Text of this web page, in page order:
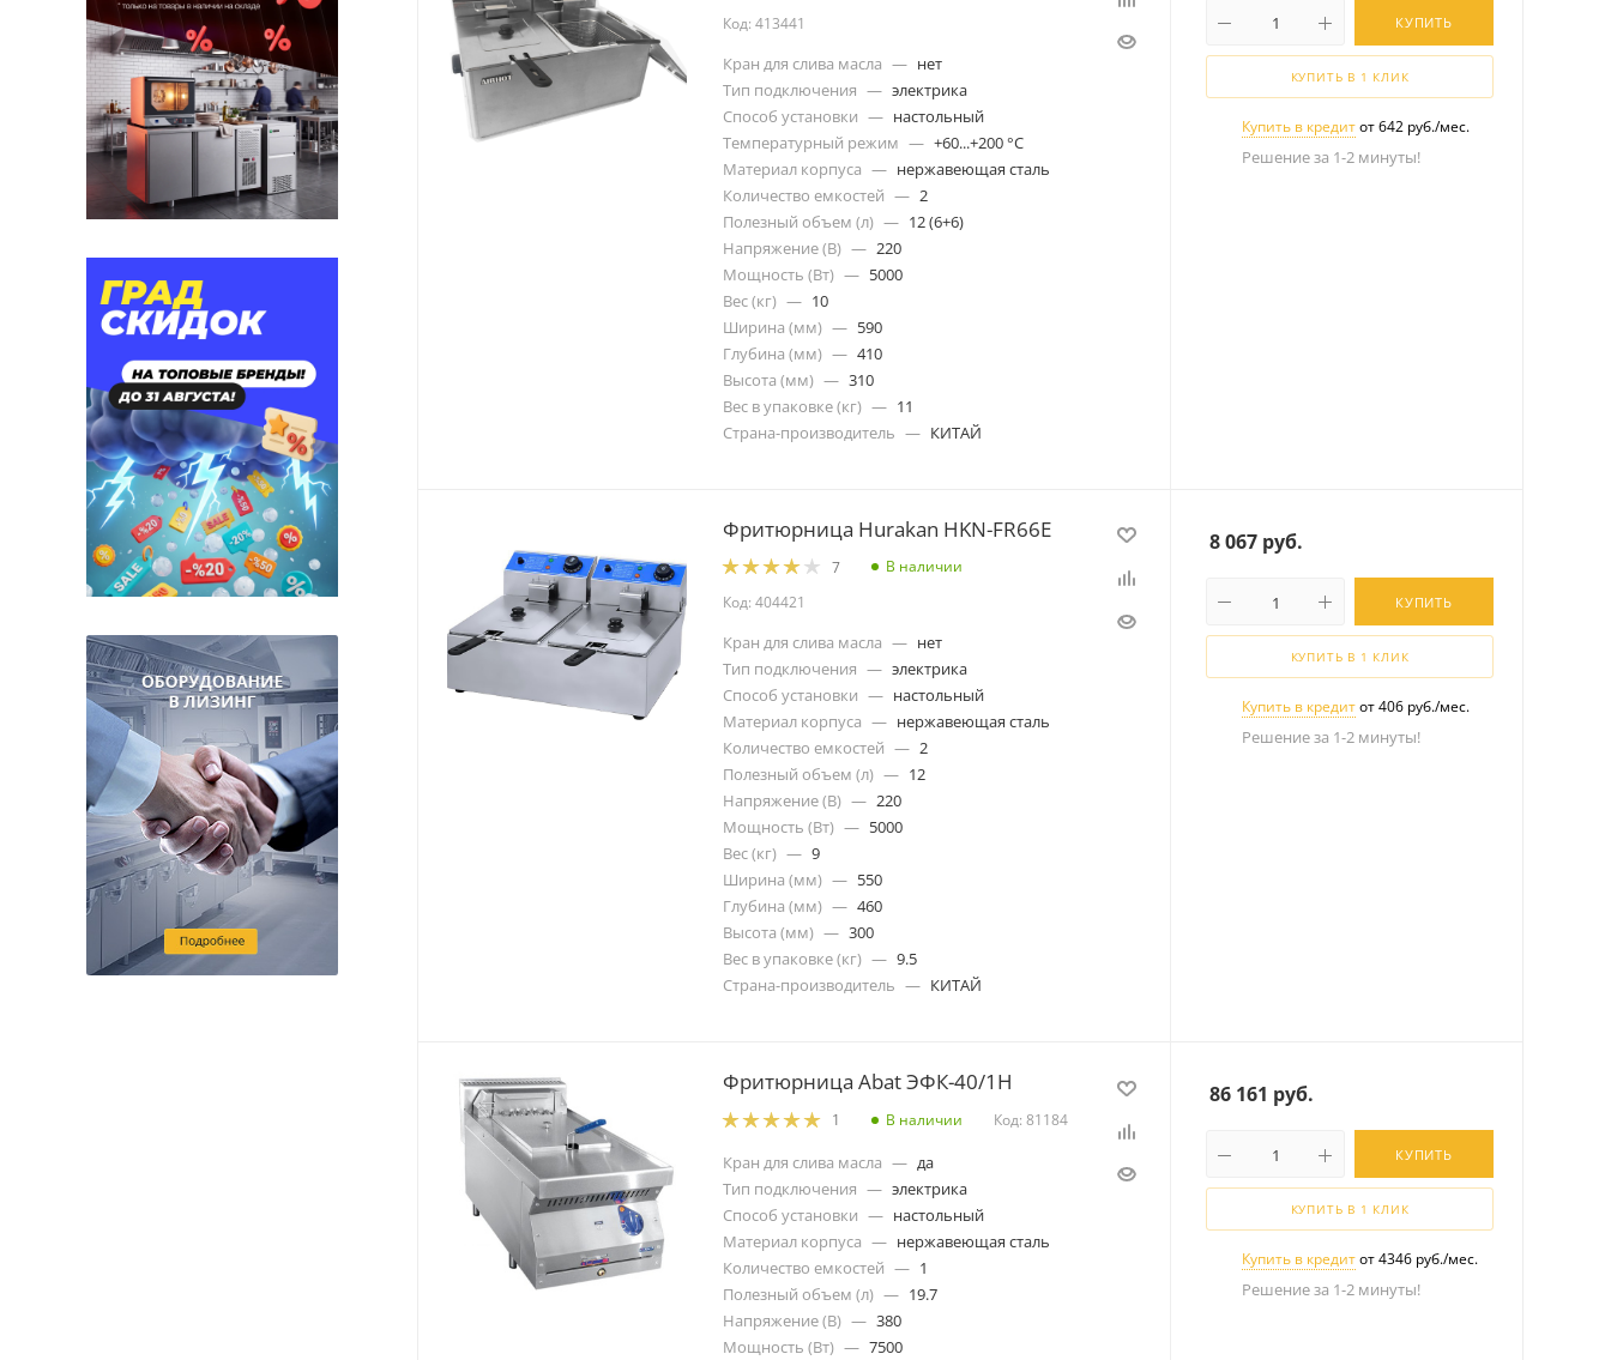
Код: 413441
Кран для слива масла — нет
Тип подключения — электрика
Способ установки — настольный
Температурный режим — +60...+200 °C
Материал корпуса — нержавеющая сталь
Количество емкостей — 2
Полезный объем (л) — 12 (6+6)
Напряжение (В) — 220
Мощность (Вт) — 5000
Вес (кг) — 10
Ширина (мм) — 590
Глубина (мм) — 410
Высота (мм) — 310
Вес в упаковке (кг) — 11
Страна-производитель — КИТАЙ
КУПИТЬ
КУПИТЬ В 1 КЛИК
Купить в кредитот 642 руб./мес.
Решение за 1-2 минуты!
Фритюрница Hurakan HKN-FR66E
7
В наличии
Код: 404421
Кран для слива масла — нет
Тип подключения — электрика
Способ установки — настольный
Материал корпуса — нержавеющая сталь
Количество емкостей — 2
Полезный объем (л) — 12
Напряжение (В) — 220
Мощность (Вт) — 5000
Вес (кг) — 9
Ширина (мм) — 550
Глубина (мм) — 460
Высота (мм) — 300
Вес в упаковке (кг) — 9.5
Страна-производитель — КИТАЙ
8 067 руб.
КУПИТЬ
КУПИТЬ В 1 КЛИК
Купить в кредитот 406 руб./мес.
Решение за 1-2 минуты!
Фритюрница Abat ЭФК-40/1Н
1 В наличии Код: 81184
Кран для слива масла — да
Тип подключения — электрика
Способ установки — настольный
Материал корпуса — нержавеющая сталь
Количество емкостей — 1
Полезный объем (л) — 19.7
Напряжение (В) — 380
Мощность (Вт) — 7500
86 161 руб.
КУПИТЬ
КУПИТЬ В 1 КЛИК
Купить в кредитот 4346 руб./мес.
Решение за 1-2 минуты!